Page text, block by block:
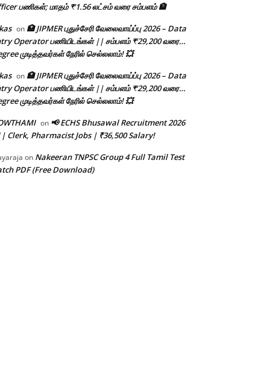
பணிகள்; மாதம் ₹1.56 லட்சம் வரை சம்பளம் 🏦
on🏥 JIPMER புதுச்சேரி வேலைவாய்ப்பு 2026 – Data
Operator பணியிடங்கள் || சம்பளம் ₹29,200 வரை…
முடித்தவர்கள் நேரில் செல்லலாம்! 💥
on🏥 JIPMER புதுச்சேரி வேலைவாய்ப்பு 2026 – Data
Operator பணியிடங்கள் || சம்பளம் ₹29,200 வரை…
முடித்தவர்கள் நேரில் செல்லலாம்! 💥
on 📢 ECHS Bhusawal Recruitment 2026
| Clerk, Pharmacist Jobs | ₹36,500 Salary!
on Nakeeran TNPSC Group 4 Full Tamil Test
PDF (Free Download)